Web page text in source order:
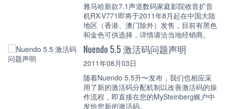
雅马哈新款7.1声道数码家庭影院收音扩音
机RX-V771即将于2011年8月起在中国大陆
地区（香港、澳门除外）发售，目前有黑色
和金色可供选择，详情请洽当地经销商。
Nuendo 5.5 激活码问题声明
2011年08月03日
随着Nuendo 5.5升〜发布，我们也相应采
用了新的激活码分配机制以改善激活码的操
作流程，即直接在您的MySteinberg账户中
发给您新的激活码。